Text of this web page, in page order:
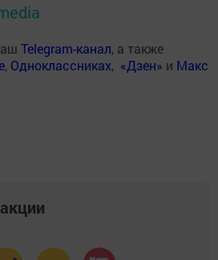
Telegram-канал, а также
, Одноклассниках, «Дзен» и Макс